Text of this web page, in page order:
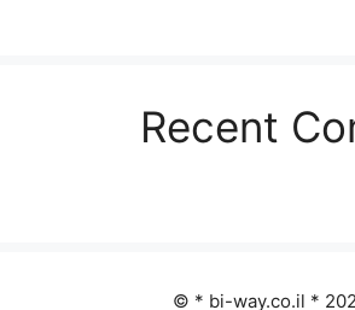
Recent
2026 * bi-